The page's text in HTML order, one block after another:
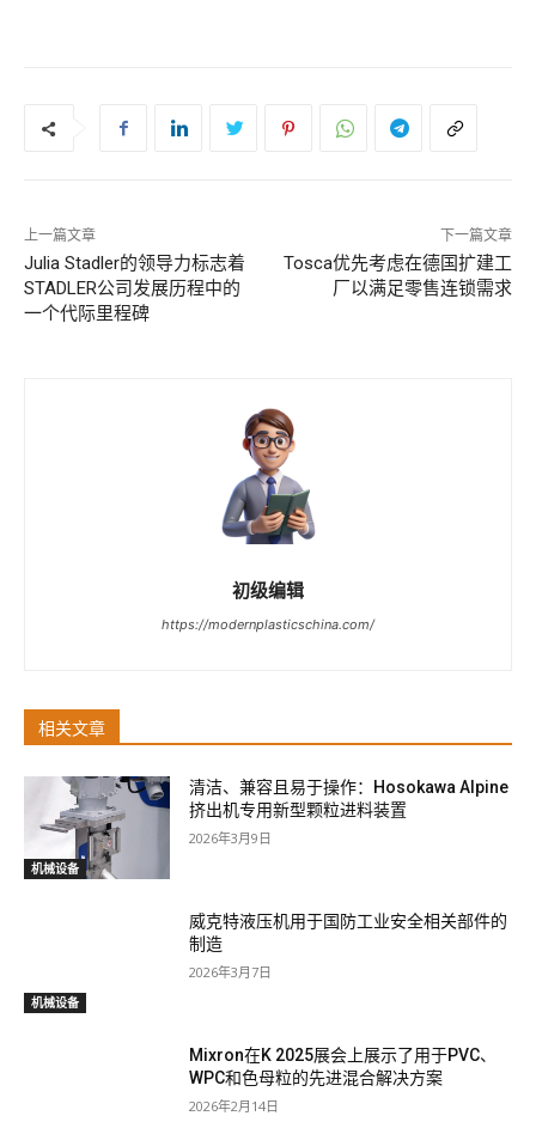
上一篇文章
Julia Stadler的领导力标志着
STADLER公司发展历程中的
一个代际里程碑
下一篇文章
Tosca优先考虑在德国扩建工
厂以满足零售连锁需求
初级编辑
https://modernplasticschina.com/
相关文章
机械设备
清洁、兼容且易于操作：Hosokawa Alpine
挤出机专用新型颗粒进料装置
2026年3月9日
机械设备
威克特液压机用于国防工业安全相关部件的
制造
2026年3月7日
Mixron在K 2025展会上展示了用于PVC、
WPC和色母粒的先进混合解决方案
2026年2月14日